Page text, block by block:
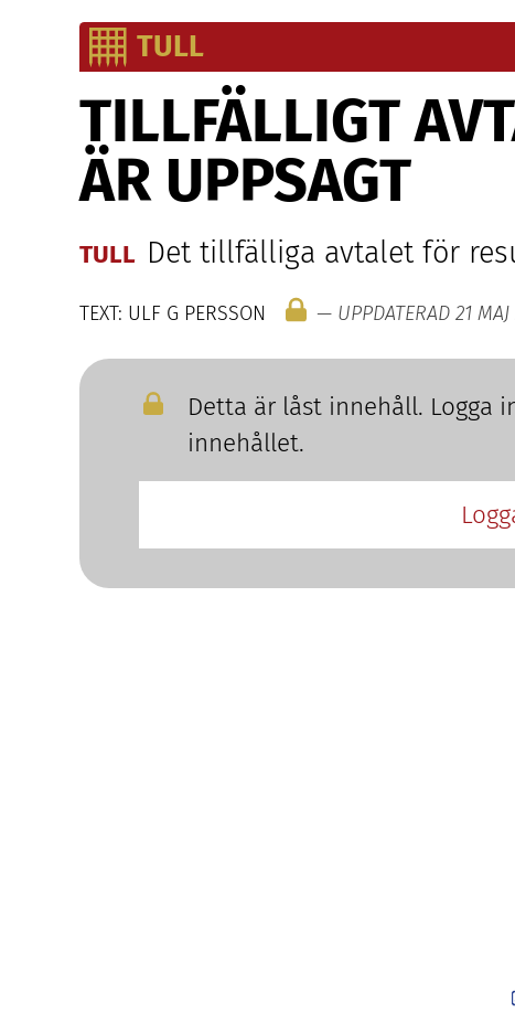
TULL
TILLFÄLLIGT
ÄR UPPSAGT
TULL Det tillfälliga avtalet för
TEXT: ULF G PERSSON — UPPDATERAD 21
Detta är låst innehåll. Logga
innehållet.